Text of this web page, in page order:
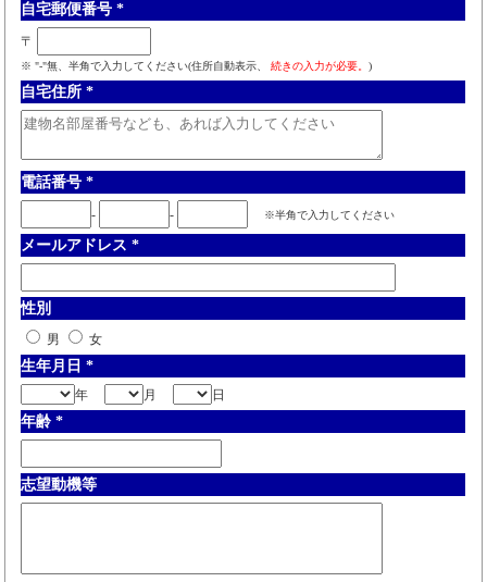
自宅郵便番号 *
〒
※ "-"無、半角で入力してください(住所自動表示、 続きの入力が必要。 )
自宅住所 *
電話番号 *
- - ※半角で入力してください
メールアドレス *
性別
男 女
生年月日 *
年 月 日
年齢 *
志望動機等